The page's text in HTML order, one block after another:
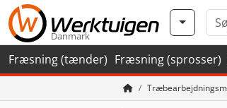
Danmark
Fræsning (tænder) Fræsning (sprosser)